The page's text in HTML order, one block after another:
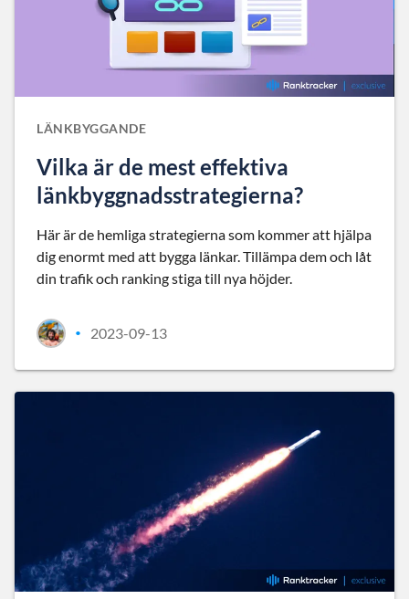
LÄNKBYGGANDE
Vilka är de mest effektiva
länkbyggnadsstrategierna?
Här är de hemliga strategierna som kommer att hjälpa
dig enormt med att bygga länkar. Tillämpa dem och låt
din trafik och ranking stiga till nya höjder.
• 2023-09-13